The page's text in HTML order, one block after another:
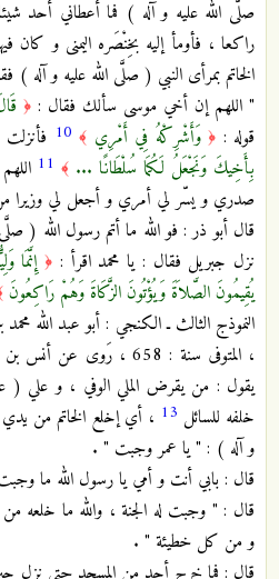
صلَّى الله عليه و آله ) فما أعطاني أحد
راكعا ، فأومأ إليه بخِنْصَره اليمنى و كان
الخاتم بمرأى النبي ( صلَّى الله عليه و آله )
" اللهم إن أخي موسى سألك فقال : ﴿
قوله : ﴿ وَأَشْرِكْهُ فِي أَمْرِي ﴾ 10
بِأَخِيكَ وَنَجْعَلُ لَكُمَا سُلْطَانًا ... ﴾ 11
صدري و يسّر لي أمري و أجعل لي وزيرا
قال أبو ذر : فو الله ما أتم رسول الله (
نزل جبريل فقال : يا محمد اقرأ : ﴿ إِنَّمَا
يُقِيمُونَ الصَّلاَةَ وَيُؤْتُونَ الزَّكَاةَ وَهُمْ رَاكِعُونَ
النموذج الثالث ـ الكنجي : أبو عبد الله
، المتوفى سنة : 658 ،
يقول : من يقرض الملي الوفي ، و علي (
خلفه للسائل 13 ، أي إخلع الخاتم من
و آله ) : " يا عمر وجبت " .
قال : بابي أنت و أمي يا رسول الله ما
قال : " وجبت له الجنة ، والله ما خلعه
و من كل خطيئة " .